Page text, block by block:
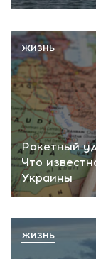
Ракетный
Что
Украины
ЖИЗНЬ
ЖИЗНЬ